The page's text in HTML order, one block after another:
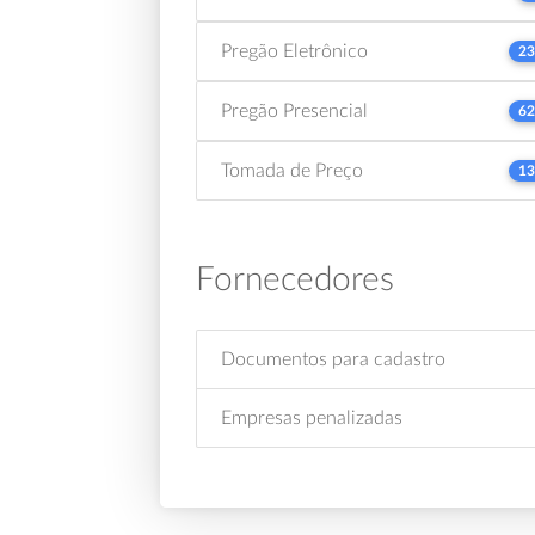
Pregão Eletrônico
Pregão Presencial
Tomada de Preço
Fornecedores
Documentos para cadastro
Empresas penalizadas